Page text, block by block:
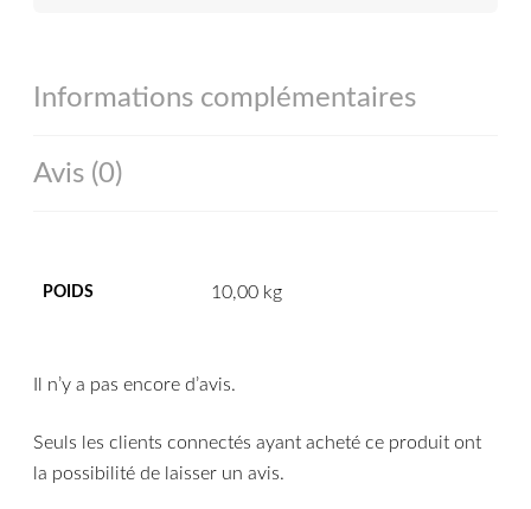
Informations complémentaires
Avis (0)
POIDS 10,00 kg
Il n’y a pas encore d’avis.
Seuls les clients connectés ayant acheté ce produit ont
la possibilité de laisser un avis.